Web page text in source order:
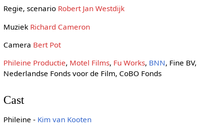
Regie, scenario Robert Jan Westdijk
Muziek Richard Cameron
Camera Bert Pot
Phileine Productie, Motel Films, Fu Works, BNN, Fine BV,
Nederlandse Fonds voor de Film, CoBO Fonds
Cast
Phileine - Kim van Kooten